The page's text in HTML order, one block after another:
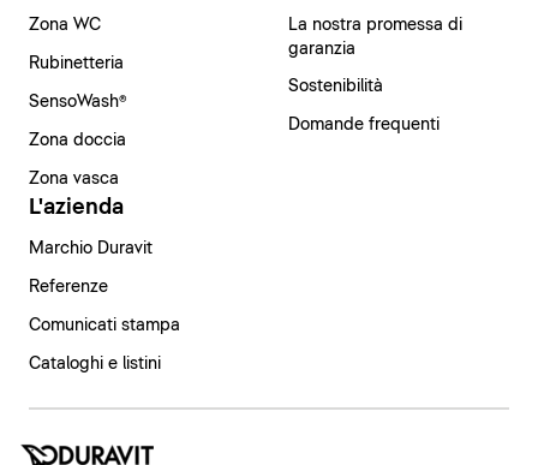
Zona WC
Rubinetteria
SensoWash®
Zona doccia
Zona vasca
La nostra promessa di
garanzia
Sostenibilità
Domande frequenti
L'azienda
Marchio Duravit
Referenze
Comunicati stampa
Cataloghi e listini